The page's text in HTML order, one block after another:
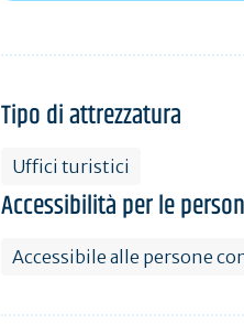
Tipo di attrezzatura
Uffici turistici
Accessibilità per le
Accessibile alle persone